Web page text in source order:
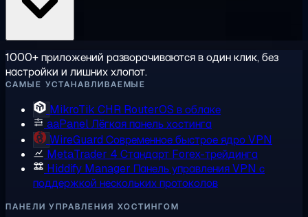
1000+ приложений разворачиваются в один клик, без
настройки и лишних хлопот.
САМЫЕ УСТАНАВЛИВАЕМЫЕ
MikroTik CHR RouterOS в облаке
aaPanelЛёгкая панель хостинга
WireGuard Современное быстрое ядро VPN
MetaTrader 4 Стандарт Forex-трейдинга
Hiddify Manager Панель управления VPN с
поддержкой нескольких протоколов
ПАНЕЛИ УПРАВЛЕНИЯ ХОСТИНГОМ